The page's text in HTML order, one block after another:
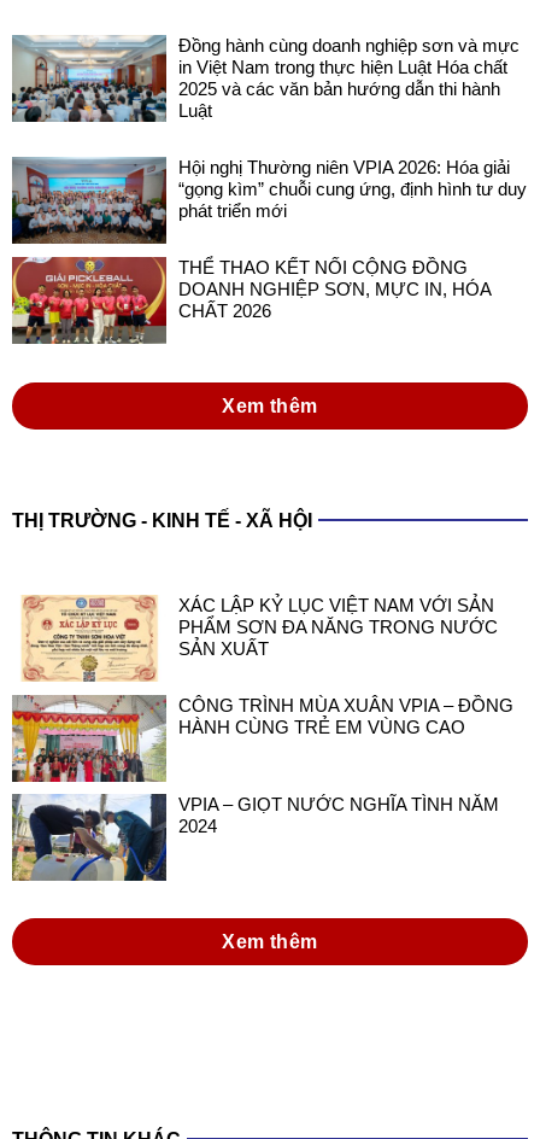
Đồng hành cùng doanh nghiệp sơn và mực
in Việt Nam trong thực hiện Luật Hóa chất
2025 và các văn bản hướng dẫn thi hành
Luật
Hội nghị Thường niên VPIA 2026: Hóa giải
“gọng kìm” chuỗi cung ứng, định hình tư duy
phát triển mới
THỂ THAO KẾT NỐI CỘNG ĐỒNG
DOANH NGHIỆP SƠN, MỰC IN, HÓA
CHẤT 2026
Xem thêm
THỊ TRƯỜNG - KINH TẾ - XÃ HỘI
XÁC LẬP KỶ LỤC VIỆT NAM VỚI SẢN
PHẨM SƠN ĐA NĂNG TRONG NƯỚC
SẢN XUẤT
CÔNG TRÌNH MÙA XUÂN VPIA – ĐỒNG
HÀNH CÙNG TRẺ EM VÙNG CAO
VPIA – GIỌT NƯỚC NGHĨA TÌNH NĂM
2024
Xem thêm